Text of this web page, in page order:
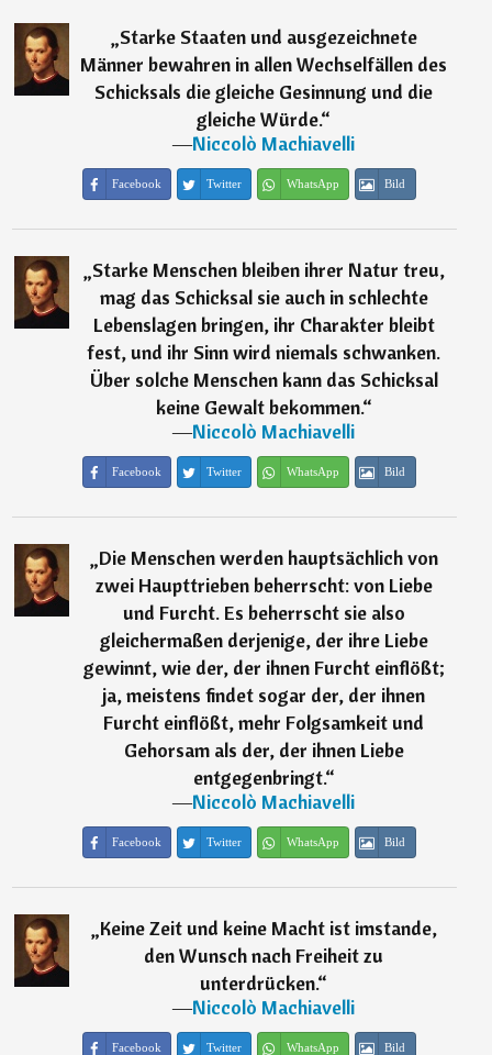
„Starke Staaten und ausgezeichnete
Männer bewahren in allen Wechselfällen des
Schicksals die gleiche Gesinnung und die
gleiche Würde.“
―Niccolò Machiavelli
Facebook Twitter WhatsApp Bild
„Starke Menschen bleiben ihrer Natur treu,
mag das Schicksal sie auch in schlechte
Lebenslagen bringen, ihr Charakter bleibt
fest, und ihr Sinn wird niemals schwanken.
Über solche Menschen kann das Schicksal
keine Gewalt bekommen.“
―Niccolò Machiavelli
Facebook Twitter WhatsApp Bild
„Die Menschen werden hauptsächlich von
zwei Haupttrieben beherrscht: von Liebe
und Furcht. Es beherrscht sie also
gleichermaßen derjenige, der ihre Liebe
gewinnt, wie der, der ihnen Furcht einflößt;
ja, meistens findet sogar der, der ihnen
Furcht einflößt, mehr Folgsamkeit und
Gehorsam als der, der ihnen Liebe
entgegenbringt.“
―Niccolò Machiavelli
Facebook Twitter WhatsApp Bild
„Keine Zeit und keine Macht ist imstande,
den Wunsch nach Freiheit zu
unterdrücken.“
―Niccolò Machiavelli
Facebook Twitter WhatsApp Bild